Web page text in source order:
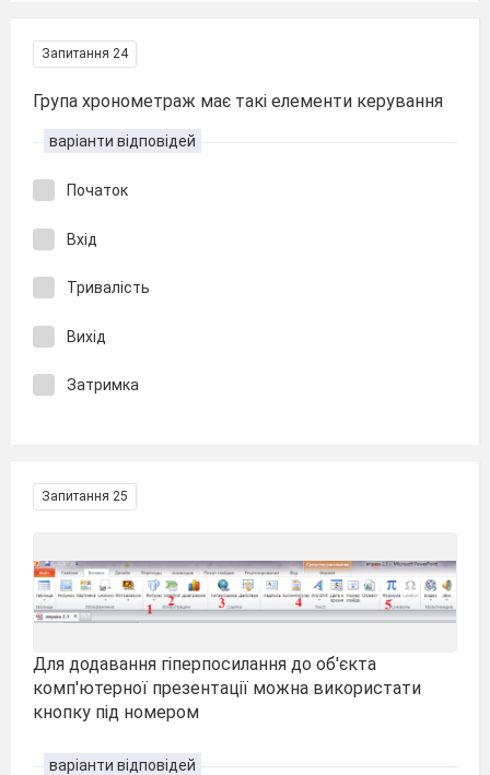
Запитання 24
Група хронометраж має такі елементи керування
варіанти відповідей
Початок
Вхід
Тривалість
Вихід
Затримка
Запитання 25
Для додавання гіперпосилання до об'єкта
комп'ютерної презентації можна використати
кнопку під номером
варіанти відповідей